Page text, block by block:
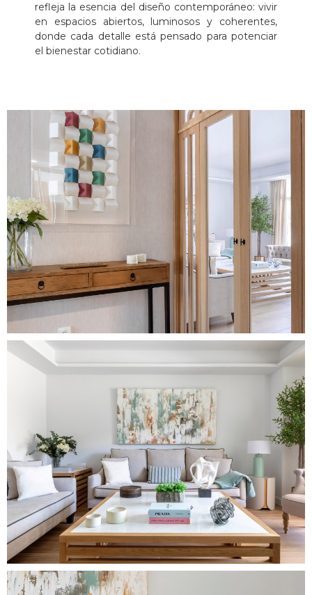
refleja la esencia del diseño contemporáneo: vivir
en espacios abiertos, luminosos y coherentes,
donde cada detalle está pensado para potenciar
el bienestar cotidiano.